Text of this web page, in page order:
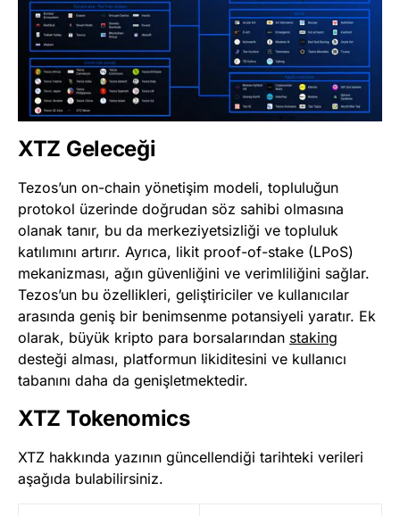
XTZ Geleceği
Tezos’un on-chain yönetişim modeli, topluluğun
protokol üzerinde doğrudan söz sahibi olmasına
olanak tanır, bu da merkeziyetsizliği ve topluluk
katılımını artırır. Ayrıca, likit proof-of-stake (LPoS)
mekanizması, ağın güvenliğini ve verimliliğini sağlar.
Tezos’un bu özellikleri, geliştiriciler ve kullanıcılar
arasında geniş bir benimsenme potansiyeli yaratır. Ek
olarak, büyük kripto para borsalarından staking
desteği alması, platformun likiditesini ve kullanıcı
tabanını daha da genişletmektedir.
XTZ Tokenomics
XTZ hakkında yazının güncellendiği tarihteki verileri
aşağıda bulabilirsiniz.